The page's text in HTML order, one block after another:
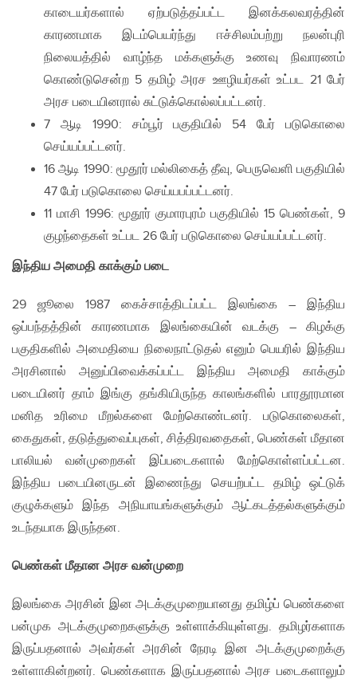
காடையர்களால் ஏற்படுத்தப்பட்ட இனக்கலவரத்தின்
காரணமாக இடம்பெயர்ந்து ஈச்சிலம்பற்று நலன்புரி
நிலையத்தில் வாழ்ந்த மக்களுக்கு உணவு நிவாரணம்
கொண்டுசென்ற 5 தமிழ் அரச ஊழியர்கள் உட்பட 21 பேர்
அரச படையினரால் சுட்டுக்கொல்லப்பட்டனர்.
7 ஆடி 1990: சம்பூர் பகுதியில் 54 பேர் படுகொலை
செய்யப்பட்டனர்.
16 ஆடி 1990: மூதூர் மல்லிகைத் தீவு, பெருவெளி பகுதியில்
47 பேர் படுகொலை செய்யபப்பட்டனர்.
11 மாசி 1996: மூதூர் குமாரபுரம் பகுதியில் 15 பெண்கள், 9
குழந்தைகள் உட்பட 26 பேர் படுகொலை செய்யப்பட்டனர்.
இந்திய அமைதி காக்கும் படை
29 ஜூலை 1987 கைச்சாத்திடப்பட்ட இலங்கை – இந்திய
ஒப்பந்தத்தின் காரணமாக இலங்கையின் வடக்கு – கிழக்கு
பகுதிகளில் அமைதியை நிலைநாட்டுதல் எனும் பெயரில் இந்திய
அரசினால் அனுப்பிவைக்கப்பட்ட இந்திய அமைதி காக்கும்
படையினர் தாம் இங்கு தங்கியிருந்த காலங்களில் பாரதூரமான
மனித உரிமை மீறல்களை மேற்கொண்டனர். படுகொலைகள்,
கைதுகள், தடுத்துவைப்புகள், சித்திரவதைகள், பெண்கள் மீதான
பாலியல் வன்முறைகள் இப்படைகளால் மேற்கொள்ளப்பட்டன.
இந்திய படையினருடன் இணைந்து செயற்பட்ட தமிழ் ஒட்டுக்
குழுக்களும் இந்த அநியாயங்களுக்கும் ஆட்கடத்தல்களுக்கும்
உடந்தயாக இருந்தன.
பெண்கள் மீதான அரச வன்முறை
இலங்கை அரசின் இன அடக்குமுறையானது தமிழ்ப் பெண்களை
பன்முக அடக்குமுறைகளுக்கு உள்ளாக்கியுள்ளது. தமிழர்களாக
இருப்பதனால் அவர்கள் அரசின் நேரடி இன அடக்குமுறைக்கு
உள்ளாகின்றனர். பெண்களாக இருப்பதனால் அரச படைகளாலும்